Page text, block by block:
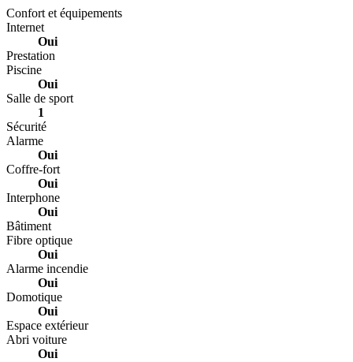
Confort et équipements
Internet
Oui
Prestation
Piscine
Oui
Salle de sport
1
Sécurité
Alarme
Oui
Coffre-fort
Oui
Interphone
Oui
Bâtiment
Fibre optique
Oui
Alarme incendie
Oui
Domotique
Oui
Espace extérieur
Abri voiture
Oui